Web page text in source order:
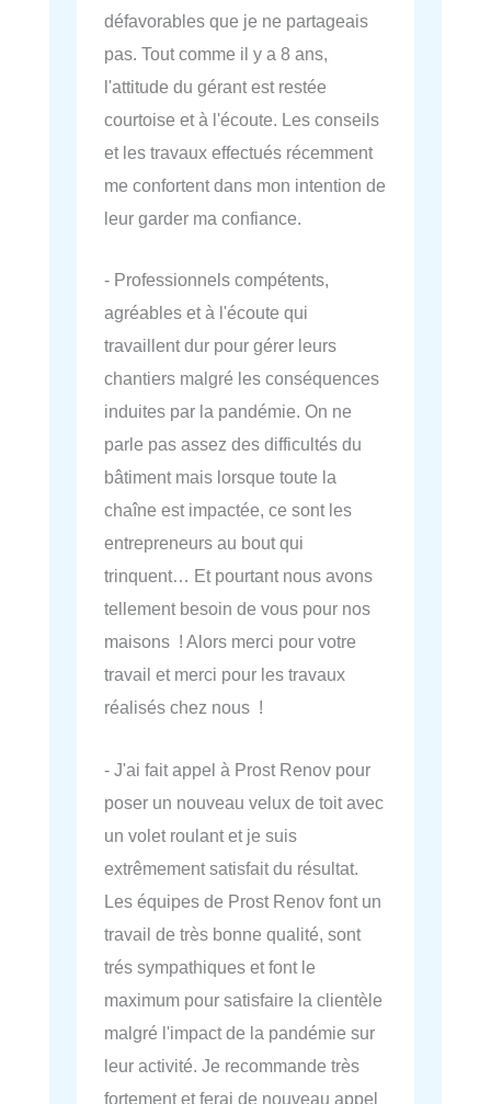
défavorables que je ne partageais
pas. Tout comme il y a 8 ans,
l'attitude du gérant est restée
courtoise et à l'écoute. Les conseils
et les travaux effectués récemment
me confortent dans mon intention de
leur garder ma confiance.
- Professionnels compétents,
agréables et à l'écoute qui
travaillent dur pour gérer leurs
chantiers malgré les conséquences
induites par la pandémie. On ne
parle pas assez des difficultés du
bâtiment mais lorsque toute la
chaîne est impactée, ce sont les
entrepreneurs au bout qui
trinquent… Et pourtant nous avons
tellement besoin de vous pour nos
maisons ! Alors merci pour votre
travail et merci pour les travaux
réalisés chez nous !
- J'ai fait appel à Prost Renov pour
poser un nouveau velux de toit avec
un volet roulant et je suis
extrêmement satisfait du résultat.
Les équipes de Prost Renov font un
travail de très bonne qualité, sont
trés sympathiques et font le
maximum pour satisfaire la clientèle
malgré l'impact de la pandémie sur
leur activité. Je recommande très
fortement et ferai de nouveau appel